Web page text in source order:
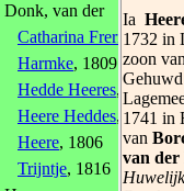
Ia
1732 in
zoon van
1741 in
van
van
Donk, van der
Catharina Freriks
Harmke, 1809
Hedde Heeres, 1778
Heere Heddes, 1732
Heere, 1806
Trijntje, 1816